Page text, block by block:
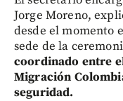
Jorge Moreno,
desde el momento
sede de la
coordinado entre
Migración
seguridad.